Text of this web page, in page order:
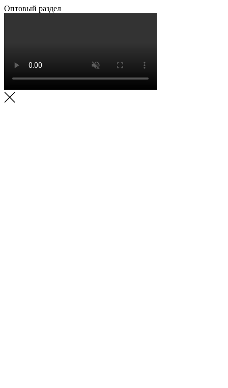
Оптовый раздел